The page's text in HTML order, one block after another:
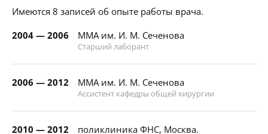
Имеются 8 записей об опыте работы врача.
2004 — 2006
ММА им. И. М. Сеченова
Старший лаборант
2006 — 2012 ММА им. И. М. Сеченова
Ассистент кафедры общей хирургии
2010 — 2012 поликлиника ФНС, Москва.